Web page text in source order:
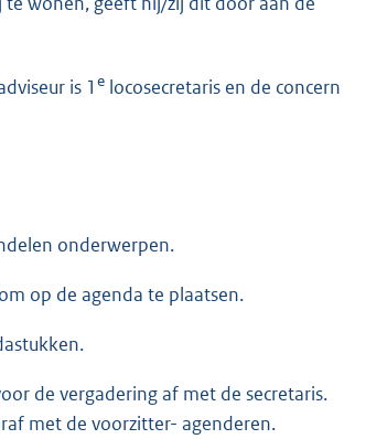
is 1 e locosecretaris en de concern
onderwerpen.
op de agenda te plaatsen.
de vergadering af met de secretaris.
met de voorzitter- agenderen.